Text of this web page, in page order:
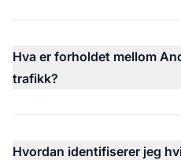
Hva er forholdet mellom
trafikk?
Hvordan identifiserer jeg